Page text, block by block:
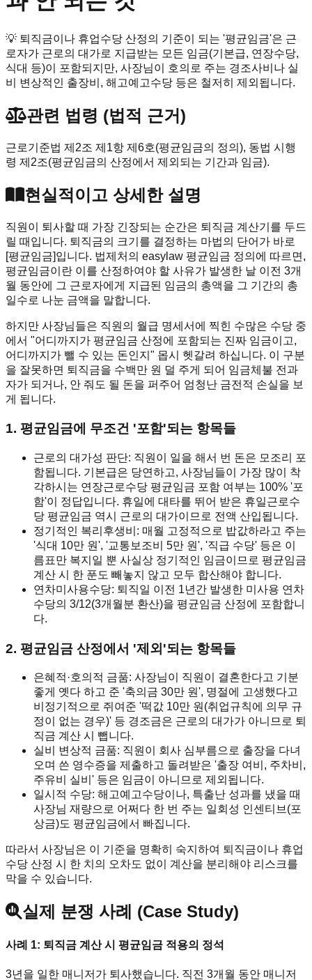
💡 퇴직금이나 휴업수당 산정의 기준이 되는 '평균임금'은 근
로자가 근로의 대가로 지급받는 모든 임금(기본급, 연장수당,
식대 등)이 포함되지만, 사장님이 호의로 주는 경조사비나 실
비 변상적인 출장비, 해고예고수당 등은 철저히 제외됩니다.
관련 법령 (법적 근거)
근로기준법 제2조 제1항 제6호(평균임금의 정의), 동법 시행
령 제2조(평균임금의 산정에서 제외되는 기간과 임금).
현실적이고 상세한 설명
직원이 퇴사할 때 가장 긴장되는 순간은 퇴직금 계산기를 두드
릴 때입니다. 퇴직금의 크기를 결정하는 마법의 단어가 바로
[평균임금]입니다. 법제처의 easylaw 평균임금 정의에 따르면,
평균임금이란 이를 산정하여야 할 사유가 발생한 날 이전 3개
월 동안에 그 근로자에게 지급된 임금의 총액을 그 기간의 총
일수로 나눈 금액을 말합니다.
하지만 사장님들은 직원의 월급 명세서에 찍힌 수많은 수당 중
에서 "어디까지가 평균임금 산정에 포함되는 진짜 임금이고,
어디까지가 뺄 수 있는 돈인지" 몹시 헷갈려 하십니다. 이 구분
을 잘못하면 퇴직금을 수백만 원 덜 주게 되어 임금체불 전과
자가 되거나, 안 줘도 될 돈을 퍼주어 엄청난 금전적 손실을 보
게 됩니다.
1. 평균임금에 무조건 '포함'되는 항목들
근로의 대가성 판단: 직원이 일을 해서 번 돈은 모조리 포
함됩니다. 기본급은 당연하고, 사장님들이 가장 많이 착
각하시는 연장근로수당 평균임금 포함 여부는 100% '포
함'이 정답입니다. 휴일에 대타를 뛰어 받은 휴일근로수
당 평균임금 역시 근로의 대가이므로 전액 산입됩니다.
정기적인 복리후생비: 매월 고정적으로 밥값하라고 주는
'식대 10만 원', '교통보조비 5만 원', '직급 수당' 등은 이
름표만 복지일 뿐 사실상 정기적인 임금이므로 평균임금
계산 시 한 푼도 빼놓지 않고 모두 합산해야 합니다.
연차미사용수당: 퇴직일 이전 1년간 발생한 미사용 연차
수당의 3/12(3개월분 환산)을 평균임금 산정에 포함합니
다.
2. 평균임금 산정에서 '제외'되는 항목들
은혜적·호의적 금품: 사장님이 직원이 결혼한다고 기분
좋게 옛다 하고 준 '축의금 30만 원', 명절에 고생했다고
비정기적으로 쥐여준 '떡값 10만 원(취업규칙에 의무 규
정이 없는 경우)' 등 경조금은 근로의 대가가 아니므로 퇴
직금 계산 시 뺍니다.
실비 변상적 금품: 직원이 회사 심부름으로 출장을 다녀
오며 쓴 영수증을 제출하고 돌려받은 '출장 여비, 주차비,
주유비 실비' 등은 임금이 아니므로 제외됩니다.
일시적 수당: 해고예고수당이나, 특출난 성과를 냈을 때
사장님 재량으로 어쩌다 한 번 주는 일회성 인센티브(포
상금)도 평균임금에서 빠집니다.
따라서 사장님은 이 기준을 명확히 숙지하여 퇴직금이나 휴업
수당 산정 시 한 치의 오차도 없이 계산을 분리해야 리스크를
막을 수 있습니다.
실제 분쟁 사례 (Case Study)
사례 1: 퇴직금 계산 시 평균임금 적용의 정석
3년을 일한 매니저가 퇴사했습니다. 직전 3개월 동안 매니저